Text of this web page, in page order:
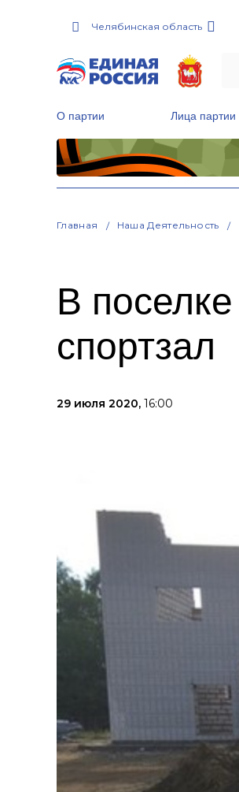
Челябинская область
О партии Лица партии
Главная Наша Деятельность
В
спортзал
29 июля 2020, 16:00